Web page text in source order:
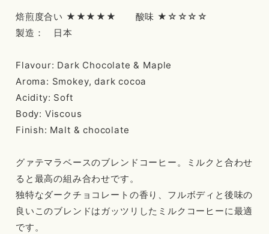
焙煎度合い ★★★★★ 酸味 ★☆☆☆☆
製造： 日本
Flavour: Dark Chocolate & Maple
Aroma: Smokey, dark cocoa
Acidity: Soft
Body: Viscous
Finish: Malt & chocolate
グァテマラベースのブレンドコーヒー。ミルクと合わせ
ると最高の組み合わせです。
独特なダークチョコレートの香り、フルボディと後味の
良いこのブレンドはガッツリしたミルクコーヒーに最適
です。